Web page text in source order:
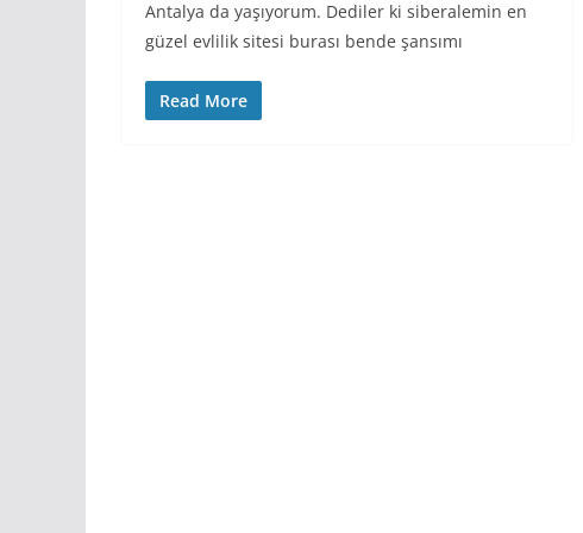
Antalya da yaşıyorum. Dediler ki siberalemin en
güzel evlilik sitesi burası bende şansımı
Read More